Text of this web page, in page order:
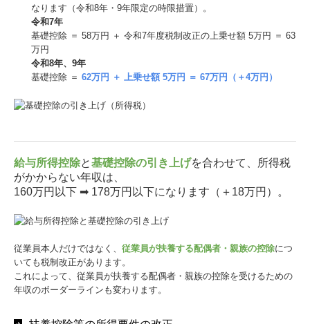
なります（令和8年・9年限定の時限措置）。
令和7年
基礎控除 ＝ 58万円 ＋ 令和7年度税制改正の上乗せ額 5万円 ＝ 63
万円
令和8年、9年
基礎控除 ＝ 62万円 ＋ 上乗せ額 5万円 ＝ 67万円（＋4万円）
給与所得控除と基礎控除の引き上げを合わせて、所得税
がかからない年収は、
160万円以下 ➡ 178万円以下になります（＋18万円）。
従業員本人だけではなく、 従業員が扶養する配偶者・親族の控除につ
いても税制改正があります。
これによって、従業員が扶養する配偶者・親族の控除を受けるための
年収のボーダーラインも変わります。